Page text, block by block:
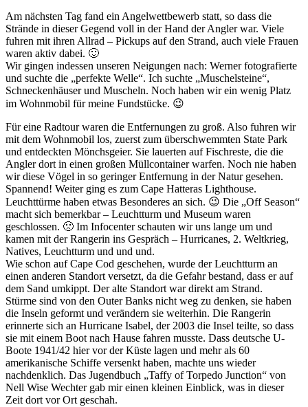
Am nächsten Tag fand ein Angelwettbewerb statt, so dass die
Strände in dieser Gegend voll in der Hand der Angler war. Viele
fuhren mit ihren Allrad – Pickups auf den Strand, auch viele Frauen
waren aktiv dabei. 🙂
Wir gingen indessen unseren Neigungen nach: Werner fotografierte
und suchte die „perfekte Welle“. Ich suchte „Muschelsteine“,
Schneckenhäuser und Muscheln. Noch haben wir ein wenig Platz
im Wohnmobil für meine Fundstücke. 😉
Für eine Radtour waren die Entfernungen zu groß. Also fuhren wir
mit dem Wohnmobil los, zuerst zum überschwemmten State Park
und entdeckten Mönchsgeier. Sie lauerten auf Fischreste, die die
Angler dort in einen großen Müllcontainer warfen. Noch nie haben
wir diese Vögel in so geringer Entfernung in der Natur gesehen.
Spannend! Weiter ging es zum Cape Hatteras Lighthouse.
Leuchttürme haben etwas Besonderes an sich. 😉 Die „Off Season“
macht sich bemerkbar – Leuchtturm und Museum waren
geschlossen. 🙁 Im Infocenter schauten wir uns lange um und
kamen mit der Rangerin ins Gespräch – Hurricanes, 2. Weltkrieg,
Natives, Leuchtturm und und und.
Wie schon auf Cape Cod geschehen, wurde der Leuchtturm an
einen anderen Standort versetzt, da die Gefahr bestand, dass er auf
dem Sand umkippt. Der alte Standort war direkt am Strand.
Stürme sind von den Outer Banks nicht weg zu denken, sie haben
die Inseln geformt und verändern sie weiterhin. Die Rangerin
erinnerte sich an Hurricane Isabel, der 2003 die Insel teilte, so dass
sie mit einem Boot nach Hause fahren musste. Dass deutsche U-
Boote 1941/42 hier vor der Küste lagen und mehr als 60
amerikanische Schiffe versenkt haben, machte uns wieder
nachdenklich. Das Jugendbuch „Taffy of Torpedo Junction“ von
Nell Wise Wechter gab mir einen kleinen Einblick, was in dieser
Zeit dort vor Ort geschah.